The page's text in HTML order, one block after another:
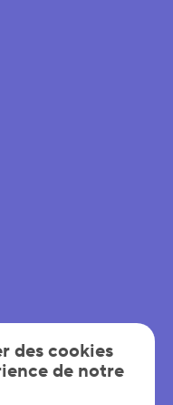
des cookies
de notre